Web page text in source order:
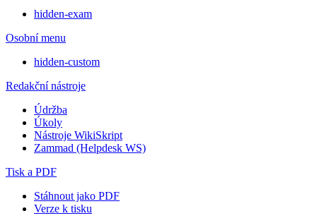
hidden-exam
Osobní menu
hidden-custom
Redakční nástroje
Údržba
Úkoly
Nástroje WikiSkript
Zammad (Helpdesk WS)
Tisk a PDF
Stáhnout jako PDF
Verze k tisku